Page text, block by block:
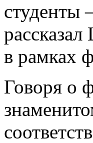
студенты
в рамках
Говоря о